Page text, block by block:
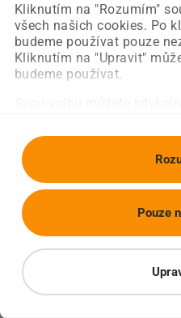
Kliknutím na "Rozumím"
všech našich cookies. Po
budeme používat pouze
Kliknutím na "Upravit"
budeme používat.
Pouze
Obnovit stránku